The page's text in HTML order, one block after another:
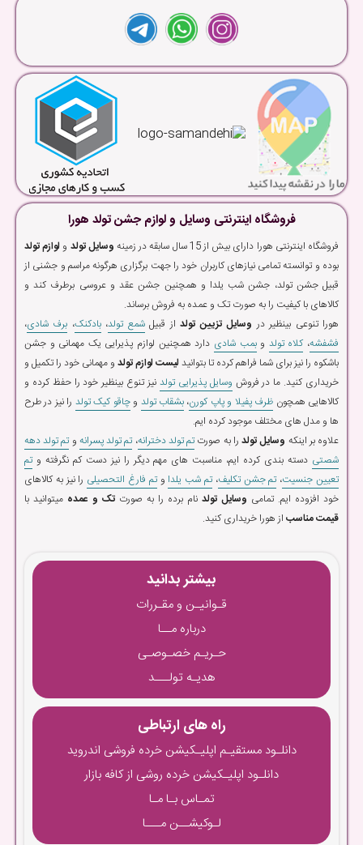
فروشگاه اینترنتی وسایل و لوازم جشن تولد هورا
فروشگاه اینترنتی هورا دارای بیش از 15 سال سابقه در زمینه وسایل تولد و لوازم تولد
بوده و توانسته تمامی نیازهای کاربران خود را جهت برگزاری هرگونه مراسم و جشنی از
قبیل جشن تولد، جشن شب یلدا و همچنین جشن عقد و عروسی برطرف کند و
کالاهای با کیفیت را به صورت تک و عمده به فروش برساند.
هورا تنوعی بینظیر در وسایل تزیین تولداز قبیلشمع تولد،بادکنک، برف شادی،
فشفشه،کلاه تولد وبمب شادی دارد همچنین لوازم پذیرایی یک مهمانی و جشن
باشکوه را نیز برای شما فراهم کرده تا بتوانیدلیست لوازم تولد و مهمانی خود را تکمیل و
خریداری کنید. ما در فروش وسایل پذیرایی تولد نیز تنوع بینظیر خود را حفظ کرده و
کالاهایی همچون ظرف پفیلا و پاپ کورن،بشقاب تولد وچاقو کیک تولد را نیز در طرح
ها و مدل های مختلف موجود کرده ایم.
علاوه بر اینکه وسایل تولدرا به صورتتم تولد دخترانه،تم تولد پسرانه وتم تولد دهه
شصتی دسته بندی کرده ایم، مناسبت های مهم دیگر را نیز دست کم نگرفته وتم
تعیین جنسیت،تم جشن تکلیف،تم شب یلدا وتم فارغ التحصیلی را نیز به کالاهای
خود افزوده ایم. تمامی وسایل تولد نام برده را به صورت تک و عمده میتوانید با
قیمت مناسب از هورا خریداری کنید.
بیشتر بدانید
قـوانیـن و مقـررات
درباره مــا
حـریـم خصـوصـی
هدیـه تولـــد
راه های ارتباطی
دانلـود مستقیـم اپلیـکیشن خرده فروشی اندروید
دانلـود اپلیـکیشن خرده روشی از کافه بازار
تمـاس بـا مـا
لـوکیشــن مـــا